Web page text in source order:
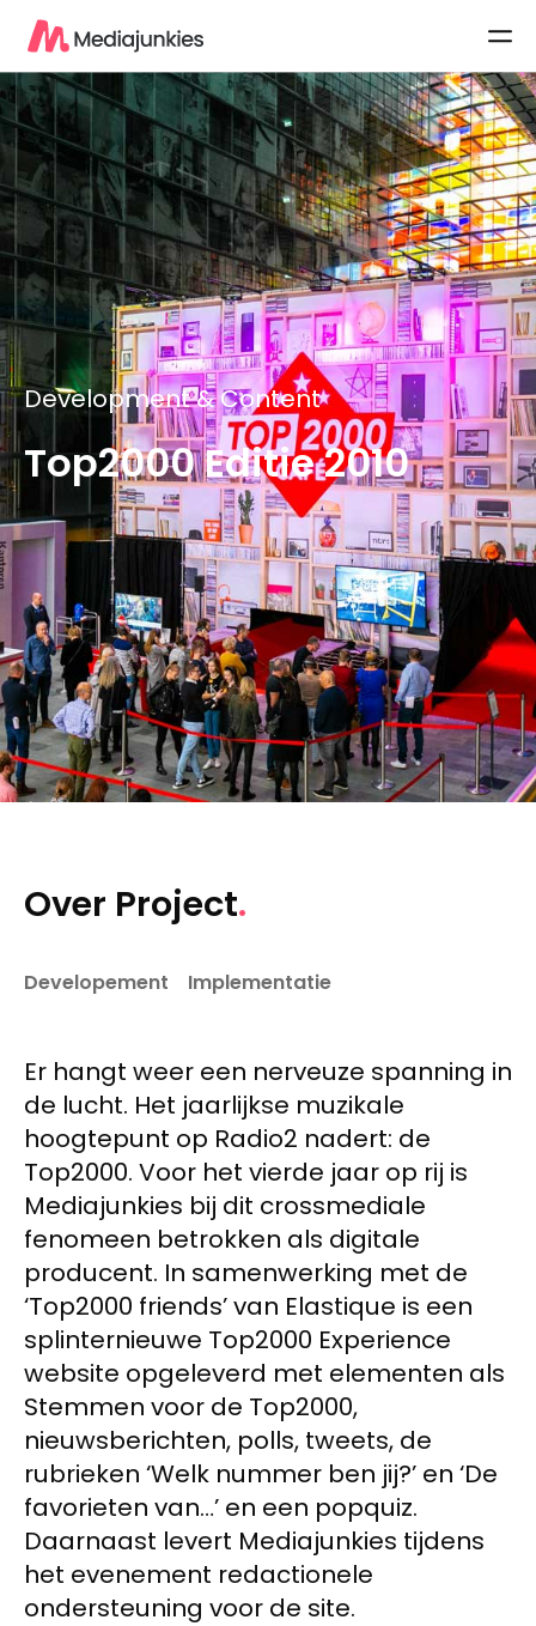
Development & Content
Top2000 Editie 2010
Over Project
Developement Implementatie
Er hangt weer een nerveuze spanning in
de lucht. Het jaarlijkse muzikale
hoogtepunt op Radio2 nadert: de
Top2000. Voor het vierde jaar op rij is
Mediajunkies bij dit crossmediale
fenomeen betrokken als digitale
producent. In samenwerking met de
‘Top2000 friends’ van Elastique is een
splinternieuwe Top2000 Experience
website opgeleverd met elementen als
Stemmen voor de Top2000,
nieuwsberichten, polls, tweets, de
rubrieken ‘Welk nummer ben jij?’ en ‘De
favorieten van…’ en een popquiz.
Daarnaast levert Mediajunkies tijdens
het evenement redactionele
ondersteuning voor de site.